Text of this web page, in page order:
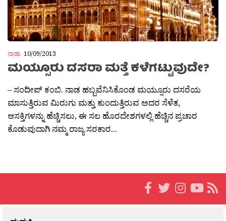
ನಾಡು 10/09/2013
ಮಯ್ಸೂರು ದಸರಾ ಮತ್ತೆ ಕಳೆಗಟ್ಟುವುದೇ?
– ಸಂದೀಪ್ ಕಂಬಿ. ನಾಡ ಹಬ್ಬವೆನಿಸಿಕೊಂಡ ಮಯ್ಸೂರು ದಸರೆಯ
ಮಾಸುತ್ತಿರುವ ಮಿರುಗು ಮತ್ತು ಕುಂದುತ್ತಿರುವ ಅದರ ಸೆಳೆತ,
ಆಸಕ್ತಿಗಳನ್ನು ಹೆಚ್ಚಿಸಲು, ಈ ಸಲ ಹೊರದೇಶಗಳಲ್ಲಿ ಹೆಚ್ಚಿನ ಪ್ರಚಾರ
ಕೊಡುವುದಾಗಿ ನಮ್ಮ ರಾಜ್ಯ ಸರಕಾರ...